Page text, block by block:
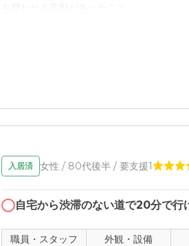
関係者の居宅から近く、比較的アクセス
入居済 女性 / 80代後半 / 要支援1
自宅から渋滞のない道で20分で行
職員・スタッフ 外観・設備